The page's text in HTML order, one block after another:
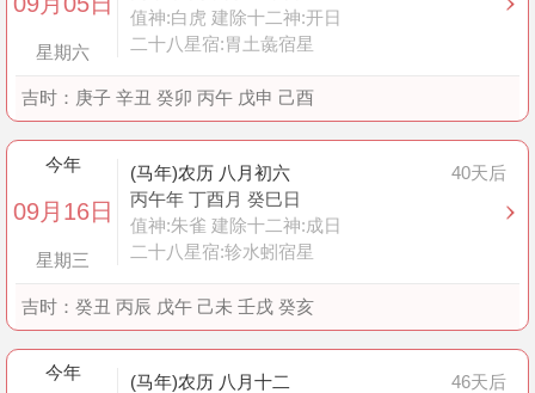
星期六
值神:白虎 建除十二神:开日
二十八星宿:胃土彘宿星
吉时： 庚子 辛丑 癸卯 丙午 戊申 己酉
今年
09月16日
星期三
(马年)农历 八月初六
40天后
丙午年 丁酉月 癸巳日
值神:朱雀 建除十二神:成日
二十八星宿:轸水蚓宿星
吉时： 癸丑 丙辰 戊午 己未 壬戌 癸亥
今年 (马年)农历 八月十二
46天后